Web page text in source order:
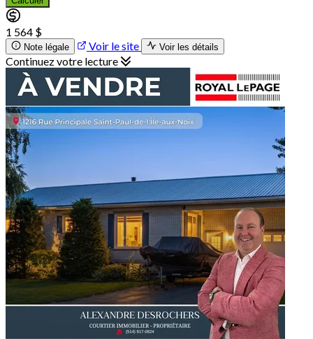
1 564 $
Note légale Voir le site Voir les détails
Continuez votre lecture